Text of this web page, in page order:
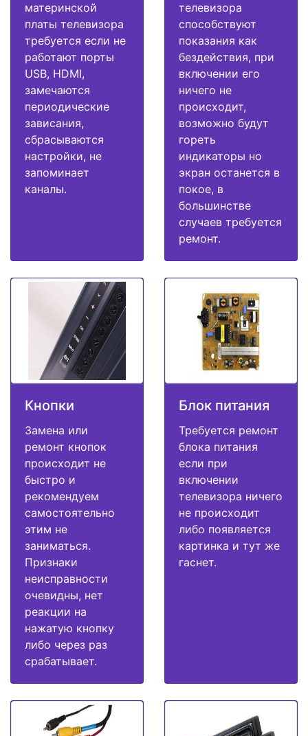
материнской
платы телевизора
требуется если не
работают порты
USB, HDMI,
замечаются
периодические
зависания,
сбрасываются
настройки, не
запоминает
каналы.
телевизора
способствуют
показания как
бездействия, при
включении его
ничего не
происходит,
возможно будут
гореть
индикаторы но
экран останется в
покое, в
большинстве
случаев требуется
ремонт.
Кнопки
Замена или
ремонт кнопок
происходит не
быстро и
рекомендуем
самостоятельно
этим не
заниматься.
Признаки
неисправности
очевидны, нет
реакции на
нажатую кнопку
либо через раз
срабатывает.
Блок питания
Требуется ремонт
блока питания
если при
включении
телевизора ничего
не происходит
либо появляется
картинка и тут же
гаснет.